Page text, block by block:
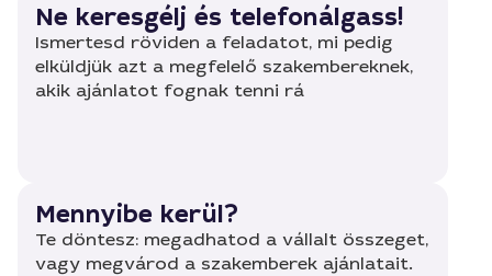
Ne keresgélj és telefonálgass!
Ismertesd röviden a feladatot, mi pedig
elküldjük azt a megfelelő szakembereknek,
akik ajánlatot fognak tenni rá
Mennyibe kerül?
Te döntesz: megadhatod a vállalt összeget,
vagy megvárod a szakemberek ajánlatait.